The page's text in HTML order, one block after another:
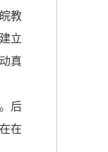
教
立
真
后
在